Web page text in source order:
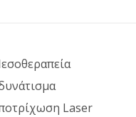
Laser